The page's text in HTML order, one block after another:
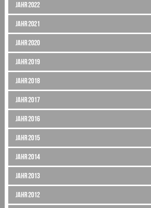
Jahr 2022
Jahr 2021
Jahr 2020
Jahr 2019
Jahr 2018
Jahr 2017
Jahr 2016
Jahr 2015
Jahr 2014
Jahr 2013
Jahr 2012